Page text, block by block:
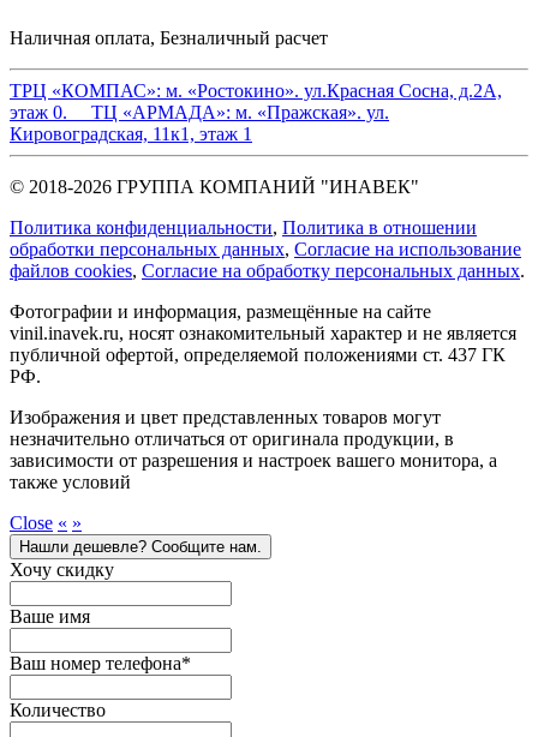
Наличная оплата, Безналичный расчет
ТРЦ «КОМПАС»: м. «Ростокино». ул.Красная Сосна, д.2А,
этаж 0. ТЦ «АРМАДА»: м. «Пражская». ул.
Кировоградская, 11к1, этаж 1
© 2018-2026 ГРУППА КОМПАНИЙ "ИНАВЕК"
Политика конфиденциальности, Политика в отношении
обработки персональных данных, Cогласие на использование
файлов cookies, Согласие на обработку персональных данных.
Фотографии и информация, размещённые на сайте
vinil.inavek.ru, носят ознакомительный характер и не является
публичной офертой, определяемой положениями ст. 437 ГК
РФ.
Изображения и цвет представленных товаров могут
незначительно отличаться от оригинала продукции, в
зависимости от разрешения и настроек вашего монитора, а
также условий
Close « »
Нашли дешевле? Сообщите нам.
Хочу скидку
Ваше имя
Ваш номер телефона*
Количество